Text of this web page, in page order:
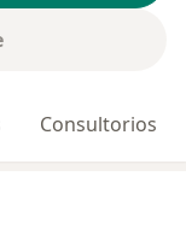
Consultorios